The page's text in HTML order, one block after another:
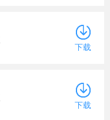
下载
下载